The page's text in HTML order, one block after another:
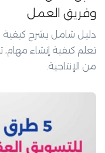
وفريق العمل
تعلم كيفية إنشاء
من الإنتاجية.